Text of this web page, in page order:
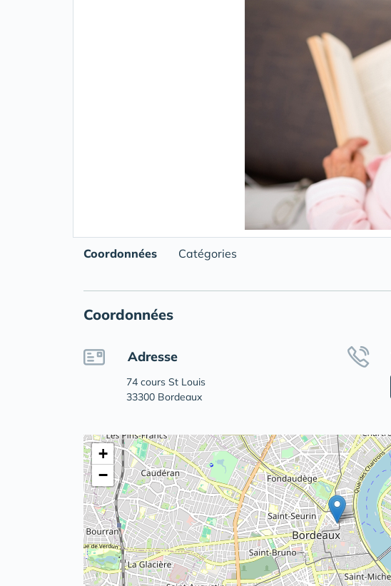
Coordonnées Catégories
Coordonnées
Adresse
74 cours St Louis
33300 Bordeaux
+
−